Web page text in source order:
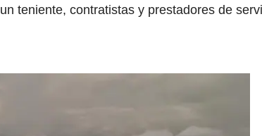
teniente, contratistas y prestadores de